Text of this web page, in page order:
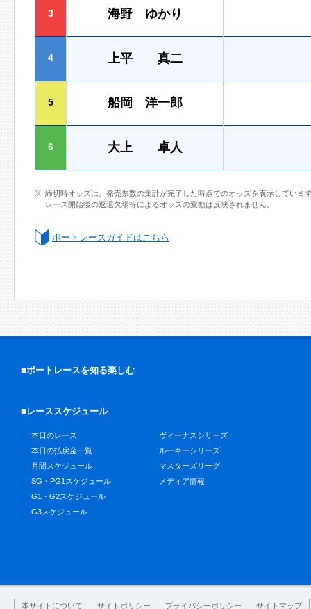
3 海野 ゆかり
4 上平 真二
5 船岡 洋一郎
6 大上 卓人
締切時オッズは、発売票数の集計が完了した時点でのオッズを表示していま
レース開始後の返還欠場等によるオッズの変動は反映されません。
ボートレースガイドはこちら
■ボートレースを知る楽しむ
■レーススケジュール
本日のレース
本日の払戻金一覧
月間スケジュール
SG・PG1スケジュール
G1・G2スケジュール
G3スケジュール
ヴィーナスシリーズ
ルーキーシリーズ
マスターズリーグ
メディア情報
本サイトについて サイトポリシー プライバシーポリシー サイトマップ